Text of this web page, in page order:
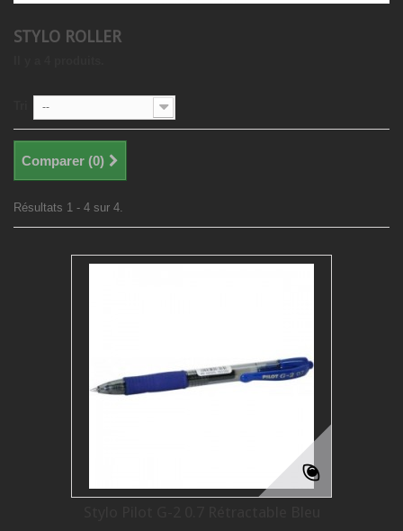
STYLO ROLLER
--
Comparer (0)
Résultats 1 - 4 sur 4.